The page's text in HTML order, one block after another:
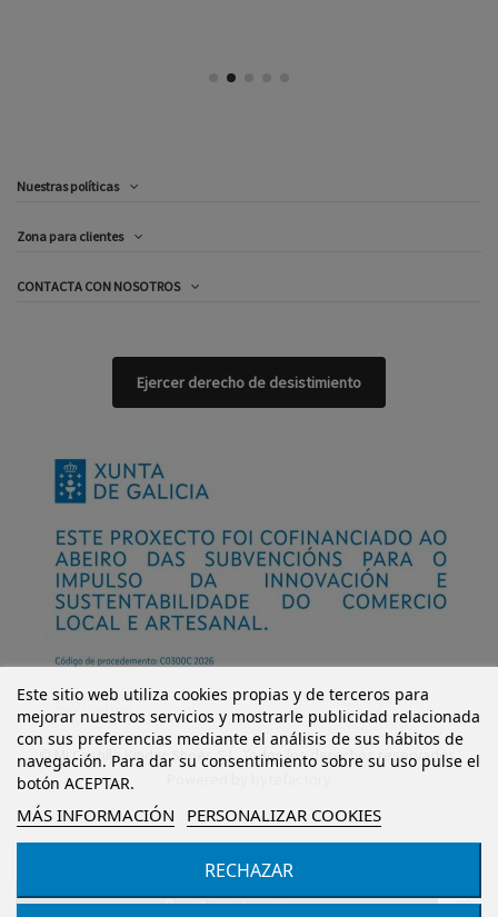
Añadir al carrito
Nuestras políticas
Zona para clientes
CONTACTA CON NOSOTROS
Este sitio web utiliza cookies propias y de terceros para
mejorar nuestros servicios y mostrarle publicidad relacionada
con sus preferencias mediante el análisis de sus hábitos de
navegación. Para dar su consentimiento sobre su uso pulse el
botón ACEPTAR.
MÁS INFORMACIÓN PERSONALIZAR COOKIES
RECHAZAR
Ejercer derecho de desistimiento
© Mi Castillo Kinder Shoes S.L. Todos los derechos reservados.